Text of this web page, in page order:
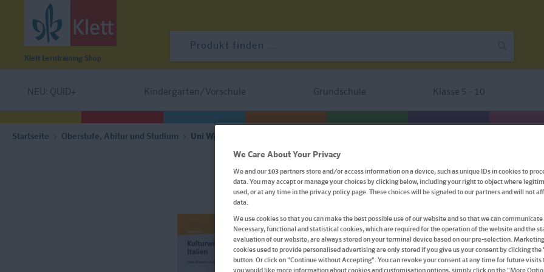
Klett Lerntraining Shop
NEU: QUID+ Kindergarten/Vorschule Grundschule Klasse 5 - 10
Startseite Oberstufe, Abitur und Studium Uni Wissen Kulturwissenschaft Italien
Uni Wissen
Italienisch, Sicher im Studium
Buch
We Care About Your Privacy
We and our103partners store and/or access information on a device, such as unique IDs in cookies to
data. You may accept or manage your choices by clicking below, including your right to object where
used, or at any time in the privacy policy page. These choices will be signaled to our partners and will not
data.
We use cookies so that you can make the best possible use of our website and so that we can
Necessary, functional and statistical cookies, which are required for the operation of the website and the
evaluation of our website, are always stored on your terminal device based on our pre-selection.
cookies used to provide personalised advertising are only stored if you give us your consent by clicking the
button. Or click on "Continue without Accepting". You can revoke your consent at any time for future visits